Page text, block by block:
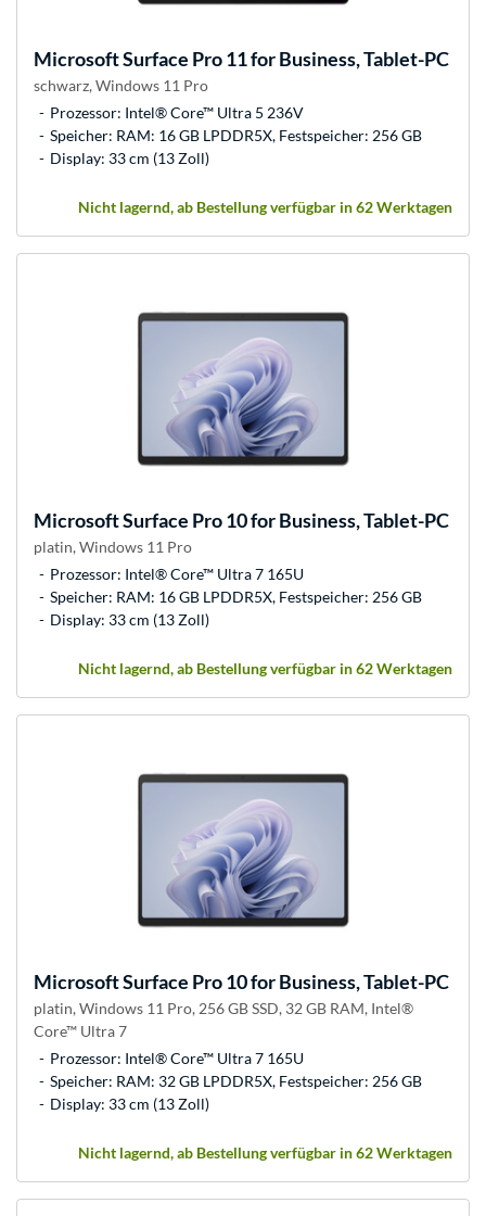
MicrosoftSurface Pro 11 for Business, Tablet-PC
schwarz, Windows 11 Pro
Prozessor: Intel® Core™ Ultra 5 236V
Speicher: RAM: 16 GB LPDDR5X, Festspeicher: 256 GB
Display: 33 cm (13 Zoll)
Nicht lagernd, ab Bestellung verfügbar in 62 Werktagen
MicrosoftSurface Pro 10 for Business, Tablet-PC
platin, Windows 11 Pro
Prozessor: Intel® Core™ Ultra 7 165U
Speicher: RAM: 16 GB LPDDR5X, Festspeicher: 256 GB
Display: 33 cm (13 Zoll)
Nicht lagernd, ab Bestellung verfügbar in 62 Werktagen
MicrosoftSurface Pro 10 for Business, Tablet-PC
platin, Windows 11 Pro, 256 GB SSD, 32 GB RAM, Intel®
Core™ Ultra 7
Prozessor: Intel® Core™ Ultra 7 165U
Speicher: RAM: 32 GB LPDDR5X, Festspeicher: 256 GB
Display: 33 cm (13 Zoll)
Nicht lagernd, ab Bestellung verfügbar in 62 Werktagen